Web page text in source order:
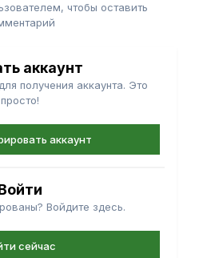
чтобы оставить
аккаунт
получения аккаунта. Это
просто!
аккаунт
Войдите здесь.
сейчас